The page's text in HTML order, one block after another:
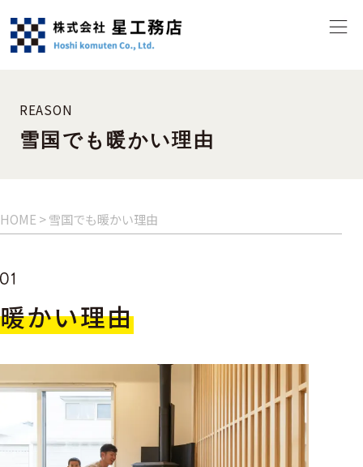
REASON
雪国でも暖かい理由
HOME >雪国でも暖かい理由
暖かい理由